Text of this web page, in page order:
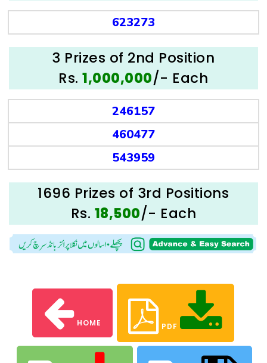
623273
3 Prizes of 2nd Position
Rs.1,000,000/- Each
246157
460477
543959
1696 Prizes of 3rd Positions
Rs. 18,500/- Each
HOME PDF